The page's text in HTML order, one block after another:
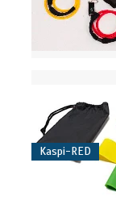
Kaspi-RED